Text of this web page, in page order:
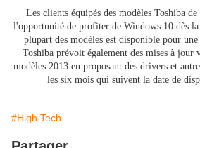
Les clients équipés des modèles Toshiba
l'opportunité de profiter de Windows 10 dès
plupart des modèles est disponible pour
Toshiba prévoit également des mises à jour
modèles 2013 en proposant des drivers et
les six mois qui suivent la date de
#High Tech